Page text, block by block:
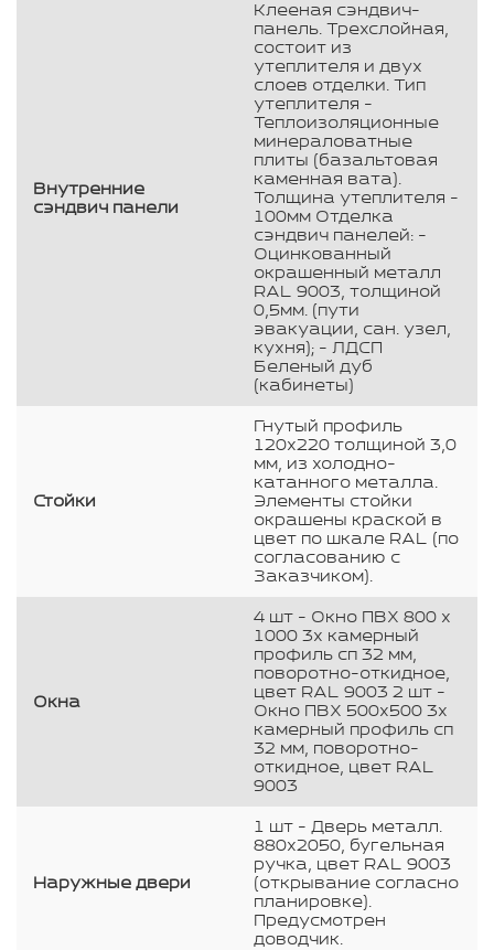
Внутренние
сэндвич панели
Клееная сэндвич-
панель. Трехслойная,
состоит из
утеплителя и двух
слоев отделки. Тип
утеплителя -
Теплоизоляционные
минераловатные
плиты (базальтовая
каменная вата).
Толщина утеплителя -
100мм Отделка
сэндвич панелей: -
Оцинкованный
окрашенный металл
RAL 9003, толщиной
0,5мм. (пути
эвакуации, сан. узел,
кухня); - ЛДСП
Беленый дуб
(кабинеты)
Стойки
Гнутый профиль
120х220 толщиной 3,0
мм, из холодно-
катанного металла.
Элементы стойки
окрашены краской в
цвет по шкале RAL (по
согласованию с
Заказчиком).
Окна
4 шт - Окно ПВХ 800 х
1000 3х камерный
профиль сп 32 мм,
поворотно-откидное,
цвет RAL 9003 2 шт -
Окно ПВХ 500х500 3х
камерный профиль сп
32 мм, поворотно-
откидное, цвет RAL
9003
Наружные двери
1 шт - Дверь металл.
880х2050, бугельная
ручка, цвет RAL 9003
(открывание согласно
планировке).
Предусмотрен
доводчик.